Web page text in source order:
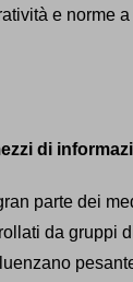
e norme
di
parte dei
da gruppi